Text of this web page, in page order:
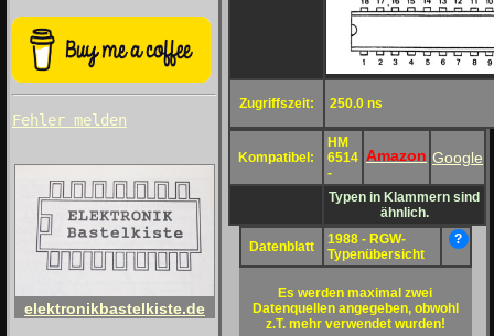
Fehler melden
elektronikbastelkiste.de
Zugriffszeit: 250.0 ns
Kompatibel:
HM
6514
-
Amazon Google
Typen in Klammern sind
ähnlich.
Datenblatt
1988 - RGW-
Typenübersicht
?
Es werden maximal zwei
Datenquellen angegeben, obwohl
z.T. mehr verwendet wurden!